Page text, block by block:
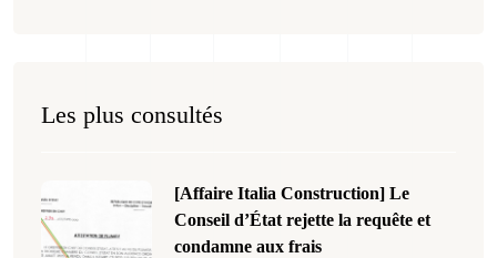
Les plus consultés
[Affaire Italia Construction] Le
Conseil d’État rejette la requête et
condamne aux frais